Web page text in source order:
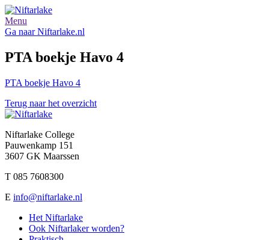
Menu
Ga naar Niftarlake.nl
PTA boekje Havo 4
PTA boekje Havo 4
Terug naar het overzicht
Niftarlake College
Pauwenkamp 151
3607 GK Maarssen
T 085 7608300
E info@niftarlake.nl
Het Niftarlake
Ook Niftarlaker worden?